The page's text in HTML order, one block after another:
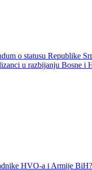
o statusu Republike
u razbijanju Bosne i